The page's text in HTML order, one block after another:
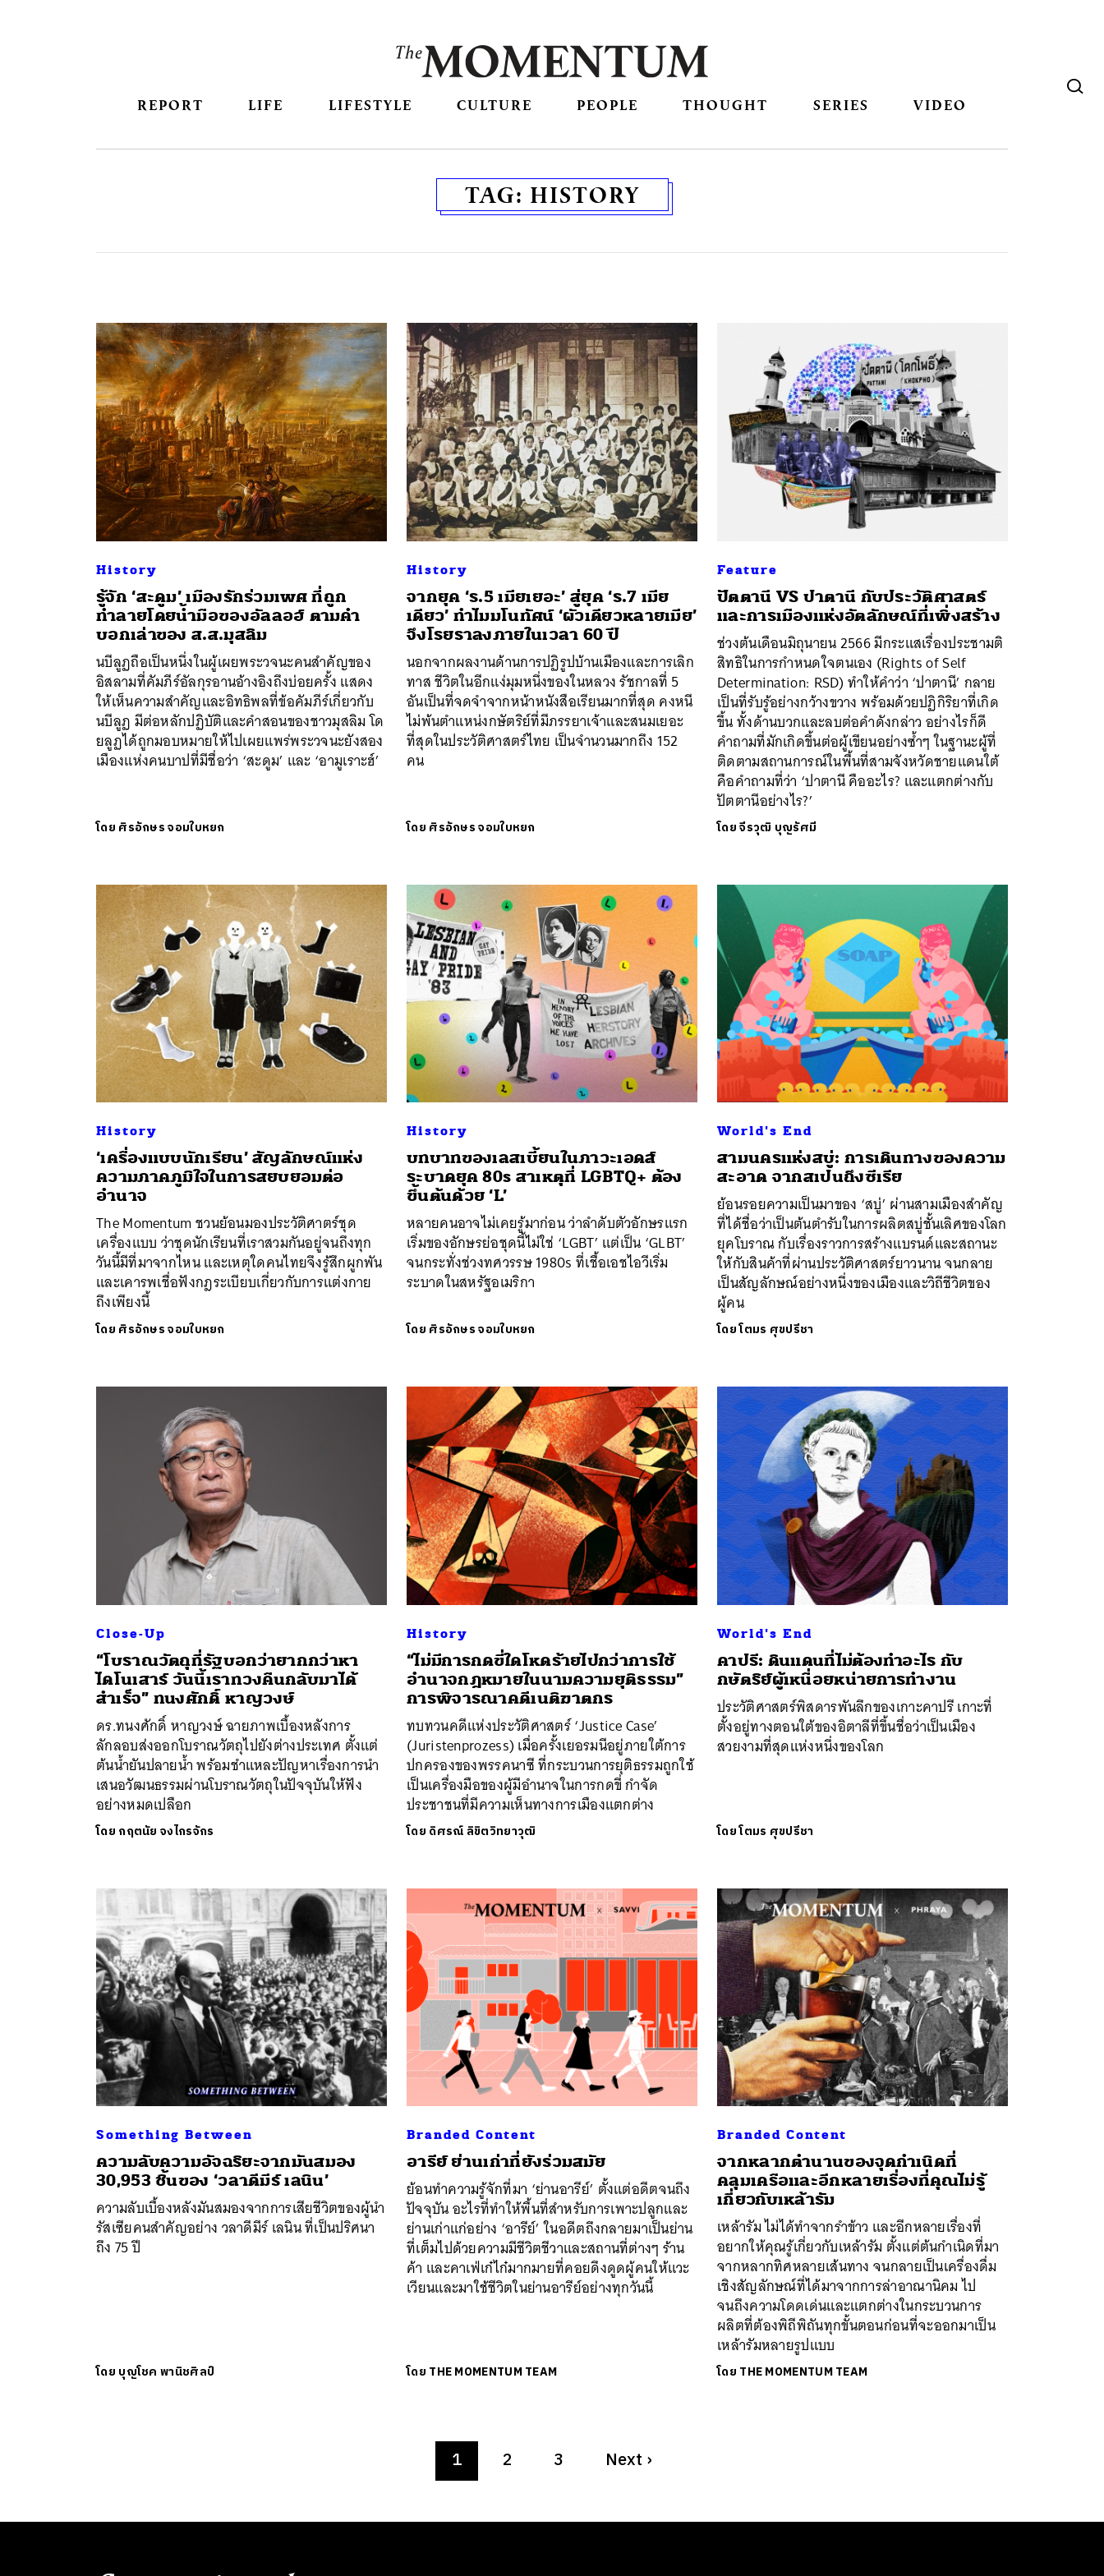
REPORT LIFE LIFESTYLE CULTURE PEOPLE THOUGHT SERIES VIDEO
TAG: HISTORY
History
รู้จัก ‘สะดูม’ เมืองรักร่วมเพศ ที่ถูก
ทำลายโดยน้ำมือของอัลลอฮ์ ตามคำ
บอกเล่าของ ส.ส.มุสลิม
นบีลูฏถือเป็นหนึ่งในผู้เผยพระวจนะคนสำคัญของ
อิสลามที่คัมภีร์อัลกุรอานอ้างอิงถึงบ่อยครั้ง แสดง
ให้เห็นความสำคัญและอิทธิพลที่ข้อคัมภีร์เกี่ยวกับ
นบีลูฏ มีต่อหลักปฏิบัติและคำสอนของชาวมุสลิม โด
ยลูฏได้ถูกมอบหมายให้ไปเผยแพร่พระวจนะยังสอง
เมืองแห่งคนบาปที่มีชื่อว่า ‘สะดูม’ และ ‘อามูเราะฮ์’
โดย ศิรอักษร จอมใบหยก
History
จากยุค ‘ร.5 เมียเยอะ’ สู่ยุค ‘ร.7 เมีย
เดียว’ ทำไมมโนทัศน์ ‘ผัวเดียวหลายเมีย’
จึงโรยราลงภายในเวลา 60 ปี
นอกจากผลงานด้านการปฏิรูปบ้านเมืองและการเลิก
ทาส ชีวิตในอีกแง่มุมหนึ่งของในหลวง รัชกาลที่ 5
อันเป็นที่จดจำจากหน้าหนังสือเรียนมากที่สุด คงหนี
ไม่พ้นตำแหน่งกษัตริย์ที่มีภรรยาเจ้าและสนมเยอะ
ที่สุดในประวัติศาสตร์ไทย เป็นจำนวนมากถึง 152
คน
โดย ศิรอักษร จอมใบหยก
Feature
ปัตตานี VS ปาตานี กับประวัติศาสตร์
และการเมืองแห่งอัตลักษณ์ที่เพิ่งสร้าง
ช่วงต้นเดือนมิถุนายน 2566 มีกระแสเรื่องประชามติ
สิทธิในการกำหนดใจตนเอง (Rights of Self
Determination: RSD) ทำให้คำว่า ‘ปาตานี’ กลาย
เป็นที่รับรู้อย่างกว้างขวาง พร้อมด้วยปฏิกิริยาที่เกิด
ขึ้น ทั้งด้านบวกและลบต่อคำดังกล่าว อย่างไรก็ดี
คำถามที่มักเกิดขึ้นต่อผู้เขียนอย่างซ้ำๆ ในฐานะผู้ที่
ติดตามสถานการณ์ในพื้นที่สามจังหวัดชายแดนใต้
คือคำถามที่ว่า ‘ปาตานี คืออะไร? และแตกต่างกับ
ปัตตานีอย่างไร?’
โดยจีรวุฒิ บุญรัศมี
History
‘เครื่องแบบนักเรียน’ สัญลักษณ์แห่ง
ความภาคภูมิใจในการสยบยอมต่อ
อำนาจ
The Momentum ชวนย้อนมองประวัติศาตร์ชุด
เครื่องแบบ ว่าชุดนักเรียนที่เราสวมกันอยู่จนถึงทุก
วันนี้มีที่มาจากไหน และเหตุใดคนไทยจึงรู้สึกผูกพัน
และเคารพเชื่อฟังกฎระเบียบเกี่ยวกับการแต่งกาย
ถึงเพียงนี้
โดย ศิรอักษร จอมใบหยก
History
บทบาทของเลสเบี้ยนในภาวะเอดส์
ระบาดยุค 80s สาเหตุที่ LGBTQ+ ต้อง
ขึ้นต้นด้วย ‘L’
หลายคนอาจไม่เคยรู้มาก่อน ว่าลำดับตัวอักษรแรก
เริ่มของอักษรย่อชุดนี้ไม่ใช่ ‘LGBT’ แต่เป็น ‘GLBT’
จนกระทั่งช่วงทศวรรษ 1980s ที่เชื้อเอชไอวีเริ่ม
ระบาดในสหรัฐอเมริกา
โดย ศิรอักษร จอมใบหยก
World's End
สามนครแห่งสบู่: การเดินทางของความ
สะอาด จากสเปนถึงซีเรีย
ย้อนรอยความเป็นมาของ ‘สบู่’ ผ่านสามเมืองสำคัญ
ที่ได้ชื่อว่าเป็นต้นตำรับในการผลิตสบู่ชั้นเลิศของโลก
ยุคโบราณ กับเรื่องราวการสร้างแบรนด์และสถานะ
ให้กับสินค้าที่ผ่านประวัติศาสตร์ยาวนาน จนกลาย
เป็นสัญลักษณ์อย่างหนึ่งของเมืองและวิถีชีวิตของ
ผู้คน
โดยโตมร ศุขปรีชา
Close-Up
“โบราณวัตถุที่รัฐบอกว่ายากกว่าหา
ไดโนเสาร์ วันนี้เราทวงคืนกลับมาได้
สำเร็จ” ทนงศักดิ์ หาญวงษ์
ดร.ทนงศักดิ์ หาญวงษ์ ฉายภาพเบื้องหลังการ
ลักลอบส่งออกโบราณวัตถุไปยังต่างประเทศ ตั้งแต่
ต้นน้ำยันปลายน้ำ พร้อมชำแหละปัญหาเรื่องการนำ
เสนอวัฒนธรรมผ่านโบราณวัตถุในปัจจุบันให้ฟัง
อย่างหมดเปลือก
โดย กฤตนัย จงไกรจักร
History
“ไม่มีการกดขี่ใดโหดร้ายไปกว่าการใช้
อำนาจกฎหมายในนามความยุติธรรม”
การพิจารณาคดีเนติฆาตกร
ทบทวนคดีแห่งประวัติศาสตร์ ‘Justice Case’
(Juristenprozess) เมื่อครั้งเยอรมนีอยู่ภายใต้การ
ปกครองของพรรคนาซี ที่กระบวนการยุติธรรมถูกใช้
เป็นเครื่องมือของผู้มีอำนาจในการกดขี่ กำจัด
ประชาชนที่มีความเห็นทางการเมืองแตกต่าง
โดย ดิศรณ์ ลิขิตวิทยาวุฒิ
World's End
คาปรี: ดินแดนที่ไม่ต้องทำอะไร กับ
กษัตริย์ผู้เหนื่อยหน่ายการทำงาน
ประวัติศาสตร์พิสดารพันลึกของเกาะคาปรี เกาะที่
ตั้งอยู่ทางตอนใต้ของอิตาลีที่ขึ้นชื่อว่าเป็นเมือง
สวยงามที่สุดแห่งหนึ่งของโลก
โดยโตมร ศุขปรีชา
Something Between
ความลับความอัจฉริยะจากมันสมอง
30,953 ชิ้นของ ‘วลาดีมีร์ เลนิน’
ความลับเบื้องหลังมันสมองจากการเสียชีวิตของผู้นำ
รัสเซียคนสำคัญอย่าง วลาดีมีร์ เลนิน ที่เป็นปริศนา
ถึง 75 ปี
โดย บุญโชค พานิชศิลป์
Branded Content
อารีย์ ย่านเก่าที่ยังร่วมสมัย
ย้อนทำความรู้จักที่มา ‘ย่านอารีย์’ ตั้งแต่อดีตจนถึง
ปัจจุบัน อะไรที่ทำให้พื้นที่สำหรับการเพาะปลูกและ
ย่านเก่าแก่อย่าง ‘อารีย์’ ในอดีตถึงกลายมาเป็นย่าน
ที่เต็มไปด้วยความมีชีวิตชีวาและสถานที่ต่างๆ ร้าน
ค้า และคาเฟ่เก๋ไก๋มากมายที่คอยดึงดูดผู้คนให้แวะ
เวียนและมาใช้ชีวิตในย่านอารีย์อย่างทุกวันนี้
โดย THE MOMENTUM TEAM
Branded Content
จากหลากตำนานของจุดกำเนิดที่
คลุมเครือและอีกหลายเรื่องที่คุณไม่รู้
เกี่ยวกับเหล้ารัม
เหล้ารัม ไม่ได้ทำจากรำข้าว และอีกหลายเรื่องที่
อยากให้คุณรู้เกี่ยวกับเหล้ารัม ตั้งแต่ต้นกำเนิดที่มา
จากหลากทิศหลายเส้นทาง จนกลายเป็นเครื่องดื่ม
เชิงสัญลักษณ์ที่ได้มาจากการล่าอาณานิคม ไป
จนถึงความโดดเด่นและแตกต่างในกระบวนการ
ผลิตที่ต้องพิถีพิถันทุกขั้นตอนก่อนที่จะออกมาเป็น
เหล้ารัมหลายรูปแบบ
โดย THE MOMENTUM TEAM
1 2 3 Next›
SHARE TWEET LINE EMAIL